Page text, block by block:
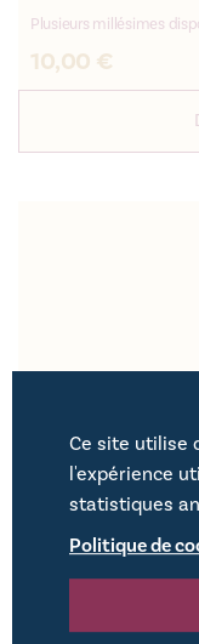
Plusieurs millésimes
10,00 €
Ce site utilise
l'expérience
statistiques
Politique de